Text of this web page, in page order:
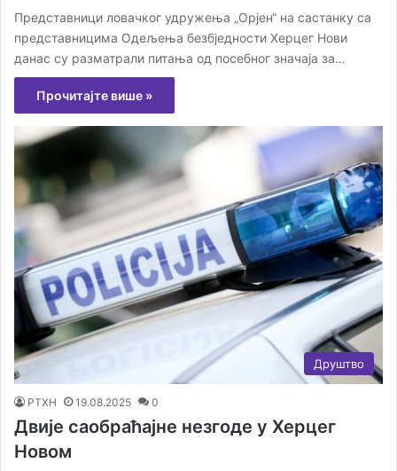
Представници ловачког удружења „Орјен“ на састанку са
представницима Одељења безбједности Херцег Нови
данас су разматрали питања од посебног значаја за…
Прочитајте више »
Друштво
РТХН 19.08.2025 0
Двије саобраћајне незгоде у Херцег
Новом